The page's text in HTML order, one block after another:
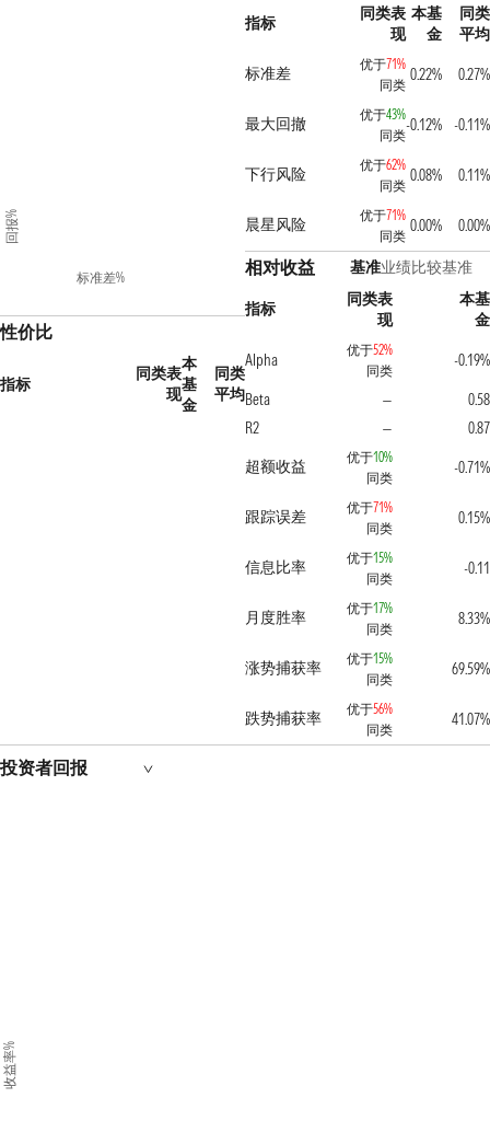
标准差%
回报%
性价比
指标
同类表
现
本
基
金
同类
平均
指标
同类表
现
本基
金
同类
平均
标准差
优于71%
同类
0.22% 0.27%
最大回撤 优于43%
同类
-0.12% -0.11%
下行风险 优于62%
同类
0.08% 0.11%
晨星风险 优于71%
同类
0.00% 0.00%
相对收益 基准业绩比较基准
指标
同类表
现
本基
金
Alpha
优于52%
同类
-0.19%
Beta
—
0.58
R2
—
0.87
超额收益
优于10%
同类
-0.71%
跟踪误差 优于71%
同类
0.15%
信息比率 优于15%
同类
-0.11
月度胜率 优于17%
同类
8.33%
涨势捕获率 优于15%
同类
69.59%
跌势捕获率 优于56%
同类
41.07%
投资者回报
收益率%